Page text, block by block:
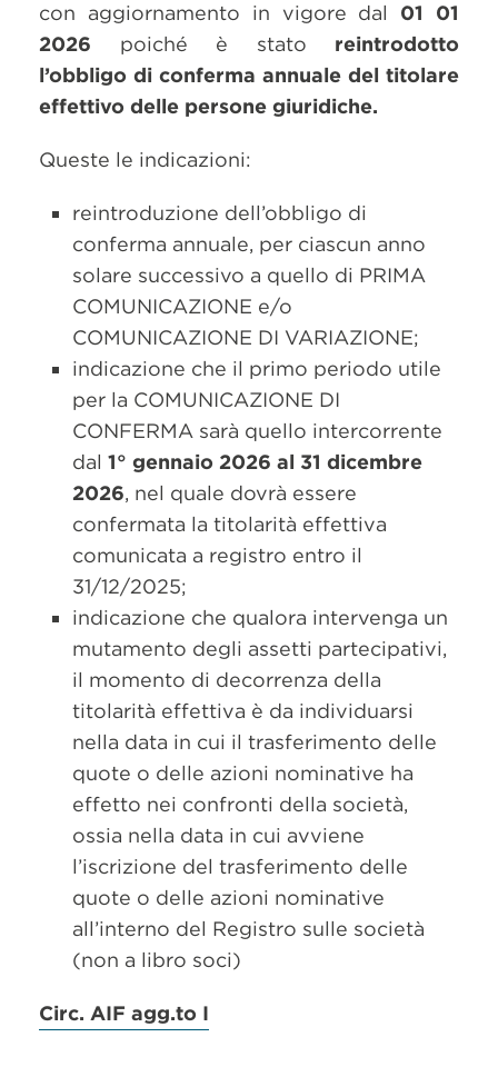
con aggiornamento in vigore dal 01 01
2026 poiché è stato reintrodotto
l’obbligo di conferma annuale del titolare
effettivo delle persone giuridiche.
Queste le indicazioni:
reintroduzione dell’obbligo di
conferma annuale, per ciascun anno
solare successivo a quello di PRIMA
COMUNICAZIONE e/o
COMUNICAZIONE DI VARIAZIONE;
indicazione che il primo periodo utile
per la COMUNICAZIONE DI
CONFERMA sarà quello intercorrente
dal 1° gennaio 2026 al 31 dicembre
2026, nel quale dovrà essere
confermata la titolarità effettiva
comunicata a registro entro il
31/12/2025;
indicazione che qualora intervenga un
mutamento degli assetti partecipativi,
il momento di decorrenza della
titolarità effettiva è da individuarsi
nella data in cui il trasferimento delle
quote o delle azioni nominative ha
effetto nei confronti della società,
ossia nella data in cui avviene
l’iscrizione del trasferimento delle
quote o delle azioni nominative
all’interno del Registro sulle società
(non a libro soci)
Circ. AIF agg.to I